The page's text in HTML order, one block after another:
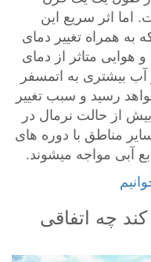
اما اثر سریع این
به همراه تغییر دمای
هوایی متاثر از دمای
آب بیشتری به اتمسفر
رسید و سبب تغییر
از حالت نرمال در
مناطق با دوره های
آبی مواجه میشوند.
چه اتفاقی